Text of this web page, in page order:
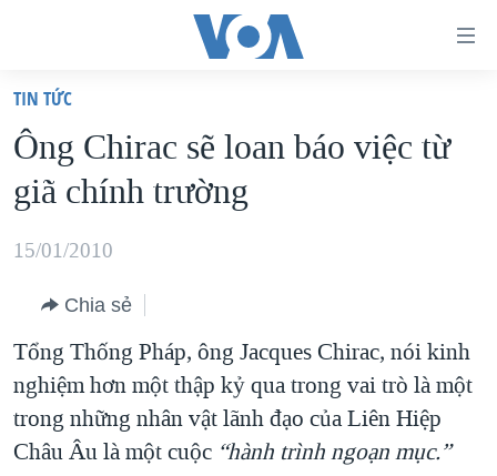
truy
cập
Tới
dung
chính
điều
hướng
chính
Đi
TRANG CHỦ
VIỆT NAM
HOA KỲ
BIỂN ĐÔNG
BLOG
DIỄN ĐÀN
MỤC
TỰ DO BÁO CHÍ
CHUYÊN ĐỀ
TIN TỨC
Ông Chirac sẽ loan báo việc từ
giã chính trường
15/01/2010
Chia sẻ
Tổng Thống Pháp, ông Jacques Chirac, nói kinh
nghiệm hơn một thập kỷ qua trong vai trò là một
trong những nhân vật lãnh đạo của Liên Hiệp
Châu Âu là một cuộc “hành trình ngoạn mục.”